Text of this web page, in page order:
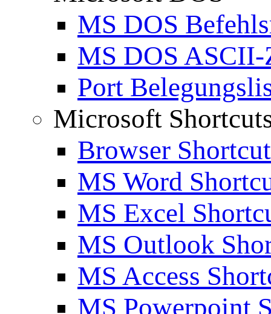
MS DOS
MS DOS ASCII-
Port
Microsoft
Browser
MS Word
MS Excel
MS Outlook
MS Access
MS Powerpoint